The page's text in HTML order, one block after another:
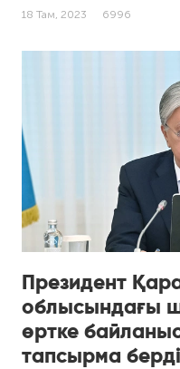
18 Там, 2023 6996
Президент
облысындағы
өртке
тапсырма берді